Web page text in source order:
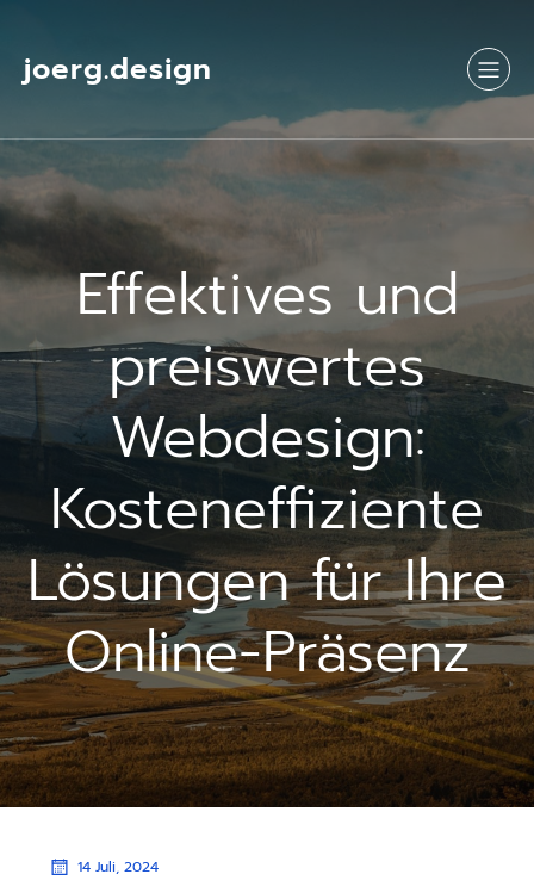
joerg.design
Effektives und
preiswertes
Webdesign:
Kosteneffiziente
Lösungen für Ihre
Online-Präsenz
14 Juli, 2024